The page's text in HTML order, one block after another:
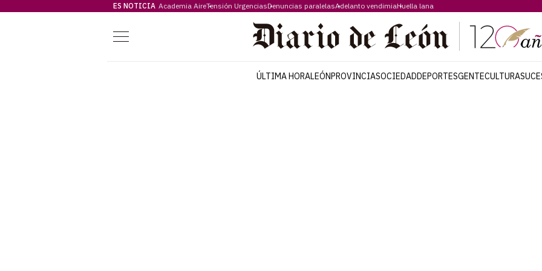
ES NOTICIA Academia AireTensión UrgenciasDenuncias paralelasAdelanto vendimiaHuella lana
Menú
ÚLTIMA HORALEÓNPROVINCIASOCIEDADDEPORTESGENTECULTURA